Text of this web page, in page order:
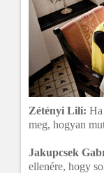
Zétényi Lili: Ha
meg, hogyan
Jakupcsek
ellenére, hogy